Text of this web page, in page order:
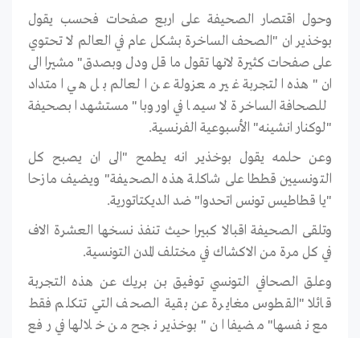
وحول اقتصار الصحيفة على اربع صفحات فحسب يقول
بوخذير ان "الصحف الساخرة بشكل عام في العالم لا تحتوي
على صفحات كثيرة لانها تقول ما قل ودل وبصدق" مشيرا الى
ان "هذه التجربة غير معزولة عن العالم بل هي امتداد
للصحافة الساخرة لا سيما في اوروبا" مستشهدا بصحيفة
"لوكنار انشينه" الأسبوعية الفرنسية.
وعن حلمه يقول بوخذير انه يطمح "الى ان يصبح كل
التونسيين قططا على شاكلة هذه الصحيفة" ويضيف مازحا
"يا قطاطيس تونس اتحدوا" ضد الديكتاتورية.
وتلقى الصحيفة اقبالا كبيرا حيث تنفذ نسخها العشرة الاف
في كل مرة من الاكشاك في مختلف المدن التونسية.
وعلق الصحافي التونسي توفيق بن بريك عن هذه التجربة
قائلا "القطوس مغايرة عن بقية الصحف التي تتكلم فقط
مع نفسها" مضيفا ان "بوخذير نجح من خلالها في رفع